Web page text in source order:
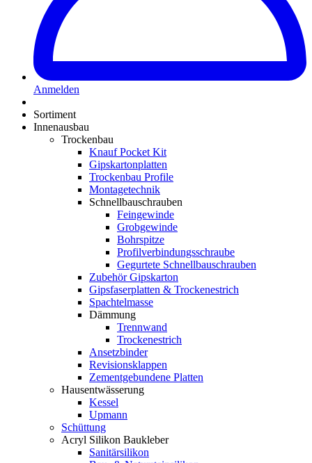
Anmelden
Sortiment
Innenausbau
Trockenbau
Knauf Pocket Kit
Gipskartonplatten
Trockenbau Profile
Montagetechnik
Schnellbauschrauben
Feingewinde
Grobgewinde
Bohrspitze
Profilverbindungsschraube
Gegurtete Schnellbauschrauben
Zubehör Gipskarton
Gipsfaserplatten & Trockenestrich
Spachtelmasse
Dämmung
Trennwand
Trockenestrich
Ansetzbinder
Revisionsklappen
Zementgebundene Platten
Hausentwässerung
Kessel
Upmann
Schüttung
Acryl Silikon Baukleber
Sanitärsilikon